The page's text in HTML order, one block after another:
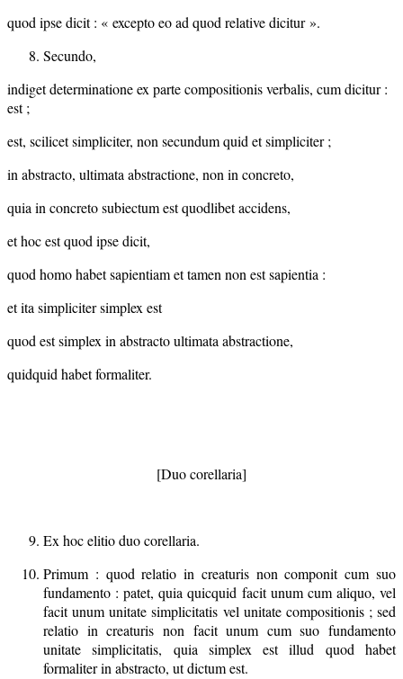
quod ipse dicit : « excepto eo ad quod relative dicitur ».
Secundo,
indiget determinatione ex parte compositionis verbalis, cum dicitur :
est ;
est, scilicet simpliciter, non secundum quid et simpliciter ;
in abstracto, ultimata abstractione, non in concreto,
quia in concreto subiectum est quodlibet accidens,
et hoc est quod ipse dicit,
quod homo habet sapientiam et tamen non est sapientia :
et ita simpliciter simplex est
quod est simplex in abstracto ultimata abstractione,
quidquid habet formaliter.
[Duo corellaria]
Ex hoc elitio duo corellaria.
Primum : quod relatio in creaturis non componit cum suo
fundamento : patet, quia quicquid facit unum cum aliquo, vel
facit unum unitate simplicitatis vel unitate compositionis ; sed
relatio in creaturis non facit unum cum suo fundamento
unitate simplicitatis, quia simplex est illud quod habet
formaliter in abstracto, ut dictum est.